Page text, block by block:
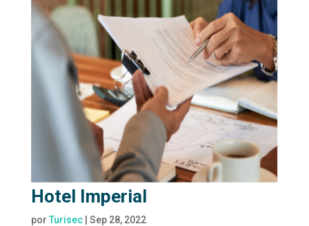
Hotel Imperial
por Turisec| Sep 28, 2022